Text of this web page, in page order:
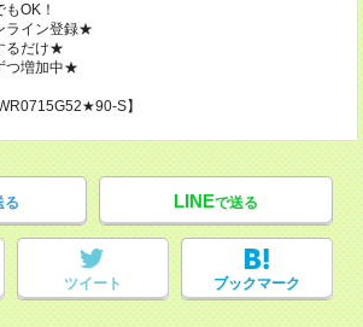
OK！
ライン登録★
るだけ★
つ増加中★
S】
る LINEで送る
ツイート ブックマーク